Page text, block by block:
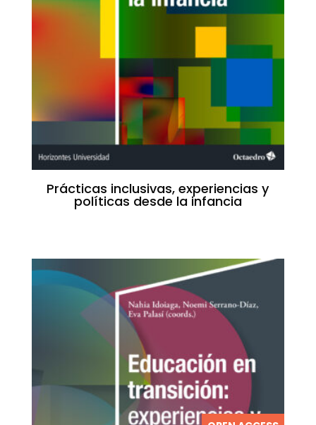
Prácticas inclusivas, experiencias y
políticas desde la infancia